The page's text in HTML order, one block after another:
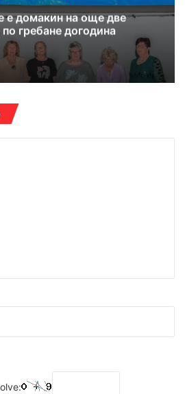
е домакин на още две
гребане догодина